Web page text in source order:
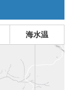
海水温